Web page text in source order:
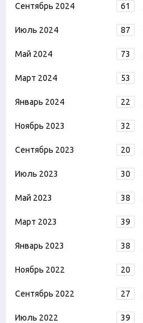
Сентябрь 2024 61
Июль 2024 87
Май 2024 73
Март 2024 53
Январь 2024 22
Ноябрь 2023 32
Сентябрь 2023 20
Июль 2023 30
Май 2023 38
Март 2023 39
Январь 2023 38
Ноябрь 2022 20
Сентябрь 2022 27
Июль 2022 39